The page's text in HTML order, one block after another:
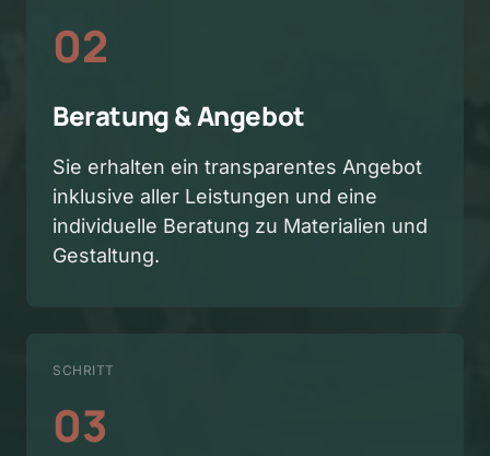
02
Beratung & Angebot
Sie erhalten ein transparentes Angebot
inklusive aller Leistungen und eine
individuelle Beratung zu Materialien und
Gestaltung.
SCHRITT
03